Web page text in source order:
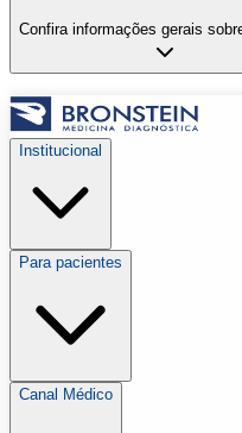
Confira informações gerais
Institucional
Para pacientes
Canal Médico